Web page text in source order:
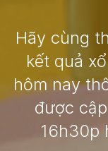
Hãy cùng
kết quả
hôm nay
được
16h30p